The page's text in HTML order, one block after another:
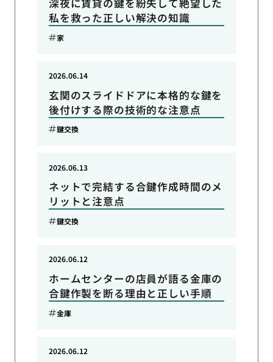
深夜に賃貸の鍵を紛失して絶望した
私を救った正しい解決の知識
家
玄関のスライドドアに本格的な鍵を
後付けする際の技術的な注意点
2026.06.14
鍵交換
ネットで完結する合鍵作成時間のメ
リットと注意点
2026.06.13
鍵交換
ホームセンターの店員が語る金庫の
合鍵作製を断る理由と正しい手順
2026.06.12
金庫
2026.06.12